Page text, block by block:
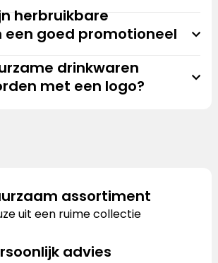
herbruikbare
een goed promotioneel
drinkwaren
met een logo?
assortiment
uit een ruime collectie
advies